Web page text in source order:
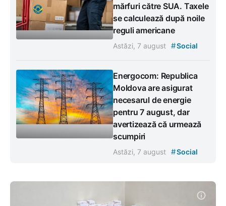
mărfuri către SUA. Taxele
se calculează după noile
reguli americane
Astăzi, 7 august #Social
Energocom: Republica
Moldova are asigurat
necesarul de energie
pentru 7 august, dar
avertizează că urmează
scumpiri
Astăzi, 7 august #Social